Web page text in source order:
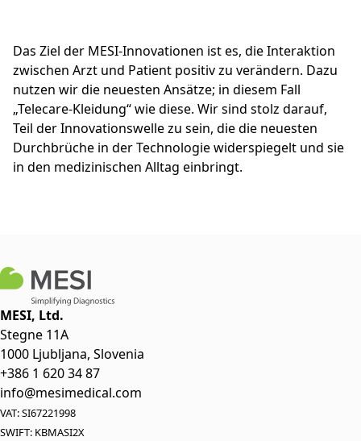
Das Ziel der MESI-Innovationen ist es, die Interaktion
zwischen Arzt und Patient positiv zu verändern. Dazu
nutzen wir die neuesten Ansätze; in diesem Fall
„Telecare-Kleidung“ wie diese. Wir sind stolz darauf,
Teil der Innovationswelle zu sein, die die neuesten
Durchbrüche in der Technologie widerspiegelt und sie
in den medizinischen Alltag einbringt.
MESI, Ltd.
Stegne 11A
1000 Ljubljana, Slovenia
+386 1 620 34 87
info@mesimedical.com
VAT: SI67221998
SWIFT: KBMASI2X